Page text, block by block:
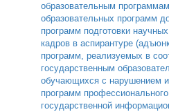
образовательным
образовательных программ
программ подготовки
кадров в аспирантуре
программ, реализуемых в
государственным
обучающихся с нарушением
программ
государственной